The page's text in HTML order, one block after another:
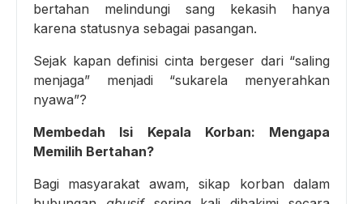
bertahan melindungi sang kekasih hanya
karena statusnya sebagai pasangan.
Sejak kapan definisi cinta bergeser dari “saling
menjaga” menjadi “sukarela menyerahkan
nyawa”?
Membedah Isi Kepala Korban: Mengapa
Memilih Bertahan?
Bagi masyarakat awam, sikap korban dalam